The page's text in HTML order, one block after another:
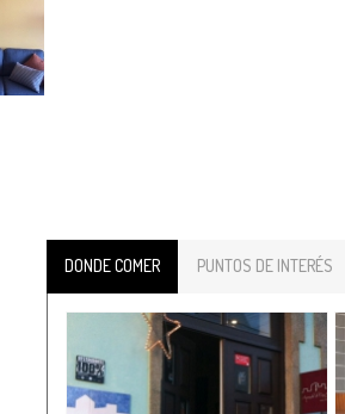
DONDE COMER PUNTOS DE INTERÉS